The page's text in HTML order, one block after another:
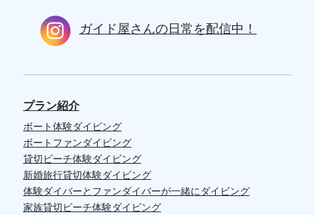
ガイド屋さんの日常を配信中！
プラン紹介
ボート体験ダイビング
ボートファンダイビング
貸切ビーチ体験ダイビング
新婚旅行貸切体験ダイビング
体験ダイバーとファンダイバーが一緒にダイビング
家族貸切ビーチ体験ダイビング